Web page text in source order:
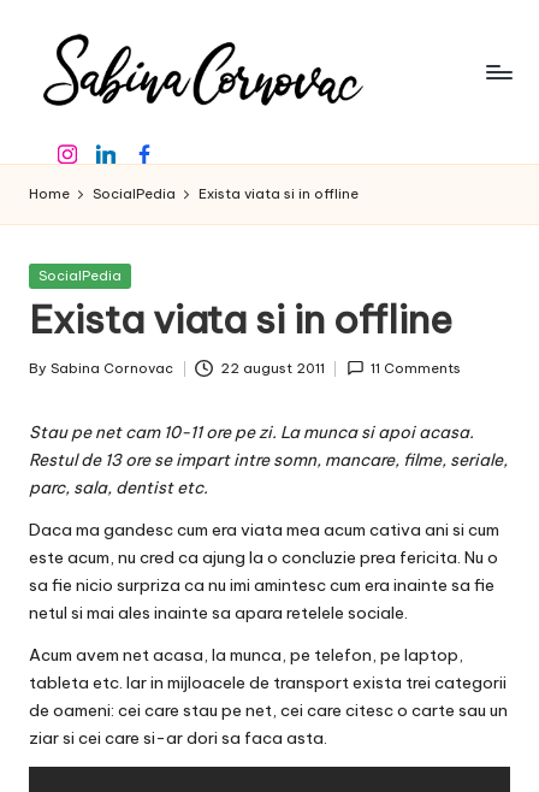
content
a
b
in
a
C
o
r
n
o
v
a
c
O
nl
in
creator
de
16
-
InstagramLinkedinFacebook
Home SocialPedia Exista viata si in offline
Posted
SocialPedia
Exista viata si in offline
Posted
By Sabina Cornovac 22 august 2011 11 Comments
Stau pe net cam 10-11 ore pe zi. La munca si apoi acasa.
Restul de 13 ore se impart intre somn, mancare, filme, seriale,
parc, sala, dentist etc.
Daca ma gandesc cum era viata mea acum cativa ani si cum
este acum, nu cred ca ajung la o concluzie prea fericita. Nu o
sa fie nicio surpriza ca nu imi amintesc cum era inainte sa fie
netul si mai ales inainte sa apara retelele sociale.
Acum avem net acasa, la munca, pe telefon, pe laptop,
tableta etc. Iar in mijloacele de transport exista trei categorii
de oameni: cei care stau pe net, cei care citesc o carte sau un
ziar si cei care si-ar dori sa faca asta.